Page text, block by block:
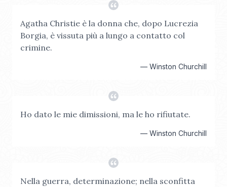
Agatha Christie è la donna che, dopo Lucrezia
Borgia, è vissuta più a lungo a contatto col
crimine.
— Winston Churchill
Ho dato le mie dimissioni, ma le ho rifiutate.
— Winston Churchill
Nella guerra, determinazione; nella sconfitta